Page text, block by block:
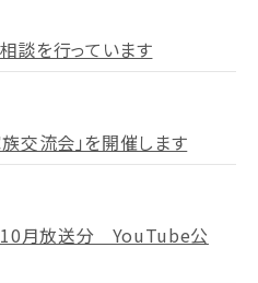
談を行っています
族交流会」を開催します
10月放送分 YouTube公